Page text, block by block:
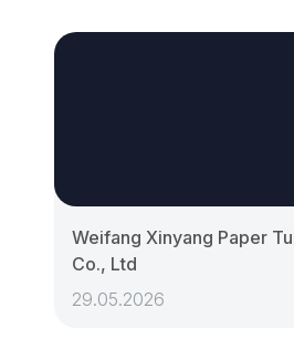
Weifang Xinyang Paper
Co., Ltd
29.05.2026